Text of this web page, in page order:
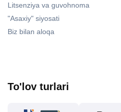
Litsenziya va guvohnoma
"Asaxiy" siyosati
Biz bilan aloqa
To'lov turlari